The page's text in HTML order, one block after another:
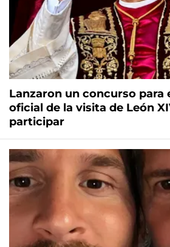
Lanzaron un concurso para
oficial de la visita de León
participar